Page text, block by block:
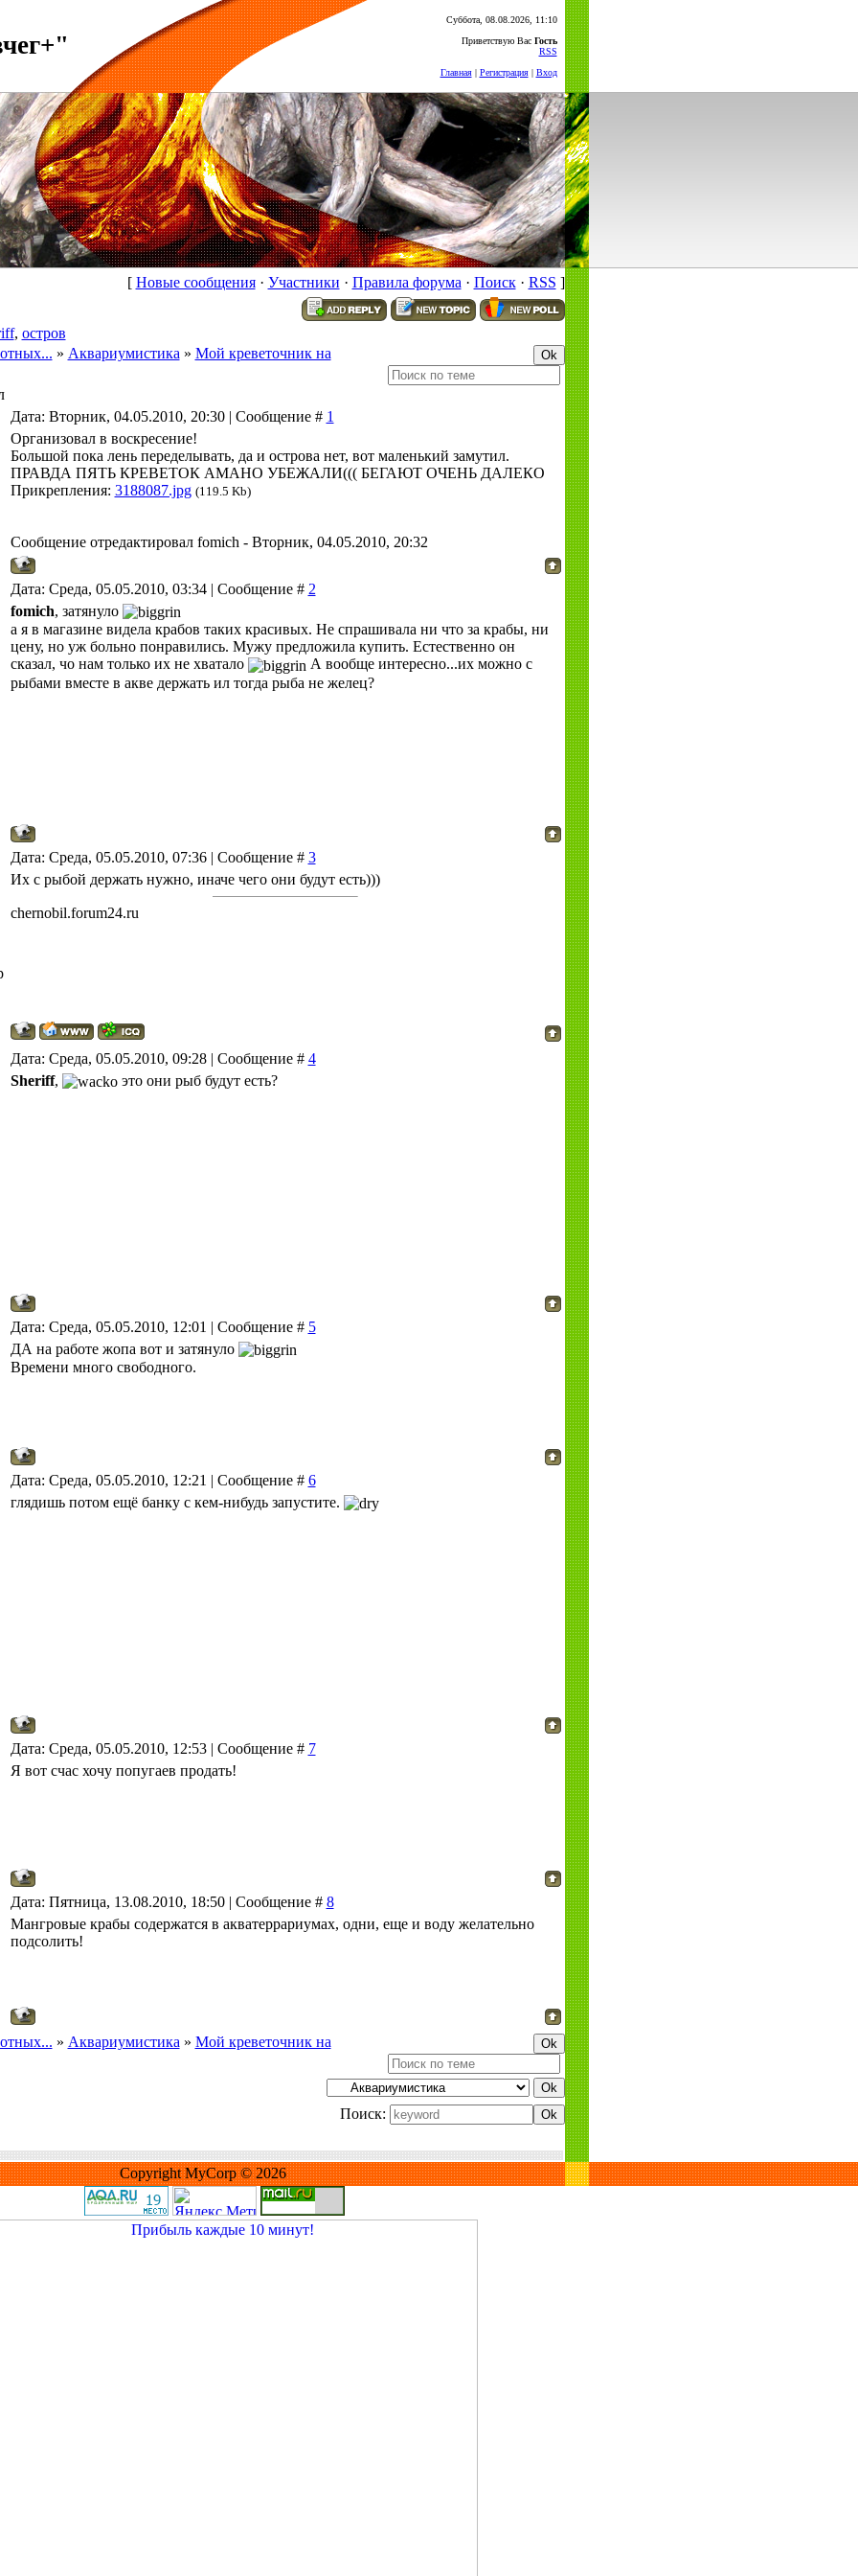
Суббота, 08.08.2026, 11:10
Приветствую Вас Гость
RSS
Главная| Регистрация| Вход
[ Новые сообщения· Участники · Правила форума · Поиск· RSS ]
, остров
» Аквариумистика » Мой креветочник на
Дата: Вторник, 04.05.2010, 20:30 | Сообщение # 1
Организовал в воскресение!
Большой пока лень переделывать, да и острова нет, вот маленький замутил.
ПРАВДА ПЯТЬ КРЕВЕТОК АМАНО УБЕЖАЛИ((( БЕГАЮТ ОЧЕНЬ ДАЛЕКО
Прикрепления: 3188087.jpg (119.5 Kb)
Сообщение отредактировал fomich - Вторник, 04.05.2010, 20:32
Дата: Среда, 05.05.2010, 03:34 | Сообщение # 2
fomich, затянуло
а я в магазине видела крабов таких красивых. Не спрашивала ни что за крабы, ни
цену, но уж больно понравились. Мужу предложила купить. Естественно он
сказал, чо нам только их не хватало
А вообще интересно...их можно с
рыбами вместе в акве держать ил тогда рыба не желец?
Дата: Среда, 05.05.2010, 07:36 | Сообщение # 3
Их с рыбой держать нужно, иначе чего они будут есть)))
chernobil.forum24.ru
Дата: Среда, 05.05.2010, 09:28 | Сообщение # 4
Sheriff, это они рыб будут есть?
Дата: Среда, 05.05.2010, 12:01 | Сообщение # 5
ДА на работе жопа вот и затянуло
Времени много свободного.
Дата: Среда, 05.05.2010, 12:21 | Сообщение # 6
глядишь потом ещё банку с кем-нибудь запустите.
Дата: Среда, 05.05.2010, 12:53 | Сообщение # 7
Я вот счас хочу попугаев продать!
Дата: Пятница, 13.08.2010, 18:50 | Сообщение # 8
Мангровые крабы содержатся в акватеррариумах, одни, еще и воду желательно
подсолить!
» Аквариумистика » Мой креветочник на
Поиск:
Copyright MyCorp © 2026